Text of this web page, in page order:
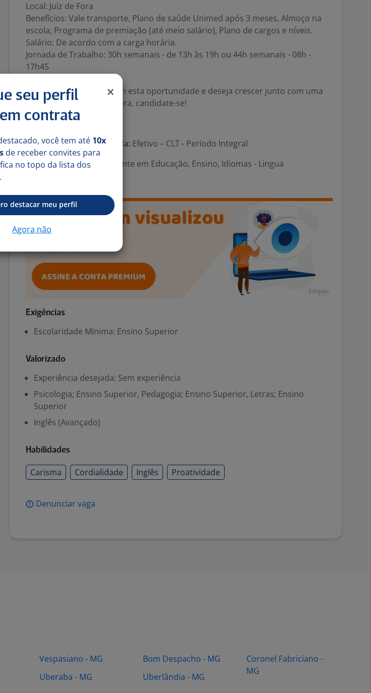
Local: Juiz de Fora
Benefícios: Vale transporte, Plano de saúde Unimed após 3 meses, Almoço na
escola, Programa de premiação (até meio salário), Plano de cargos e níveis.
Salário: De acordo com a carga horária.
Jornada de Trabalho: 30h semanais - de 13h às 19h ou 44h semanais - 08h -
17h45
Se você se identificou com esta oportunidade e deseja crescer junto com uma
empresa sólida e inovadora, candidate-se!
Número de vagas:
Tipo de contrato e Jornada: Efetivo – CLT - Período Integral
Área Profissional:
Assistente em Educação, Ensino, Idiomas - Lingua
Exigências
Escolaridade Mínima: Ensino Superior
Valorizado
Experiência desejada: Sem experiência
Psicologia; Ensino Superior, Pedagogia; Ensino Superior, Letras; Ensino
Superior
Inglês (Avançado)
Habilidades
Carisma Cordialidade Inglês Proatividade
Denunciar vaga
Vespasiano - MG
Uberaba - MG
Bom Despacho - MG
Uberlândia - MG
Coronel Fabriciano -
MG
seu perfil
contrata
você tem até 10x
de receber convites para
no topo da lista dos
destacar meu perfil
Agora não